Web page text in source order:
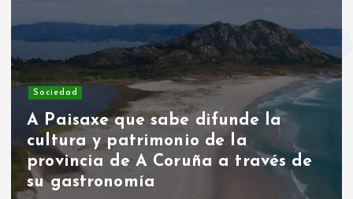
Asociaciones
Hoy hablamos con Asociación
ALMA contra la Violencia de
Género